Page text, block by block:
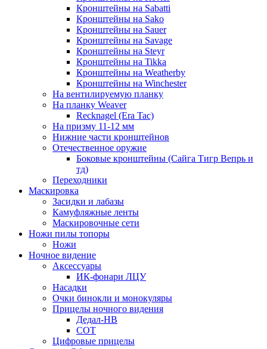
Кронштейны на Sabatti
Кронштейны на Sako
Кронштейны на Sauer
Кронштейны на Savage
Кронштейны на Steyr
Кронштейны на Tikka
Кронштейны на Weatherby
Кронштейны на Winchester
На вентилируемую планку
На планку Weaver
Recknagel (Era Tac)
На призму 11-12 мм
Нижние части кронштейнов
Отечественное оружие
Боковые кронштейны (Сайга Тигр Вепрь и
тд)
Переходники
Маскировка
Засидки и лабазы
Камуфляжные ленты
Маскировочные сети
Ножи пилы топоры
Ножи
Ночное видение
Аксессуары
ИК-фонари ЛЦУ
Насадки
Очки бинокли и монокуляры
Прицелы ночного видения
Дедал-НВ
СОТ
Цифровые прицелы